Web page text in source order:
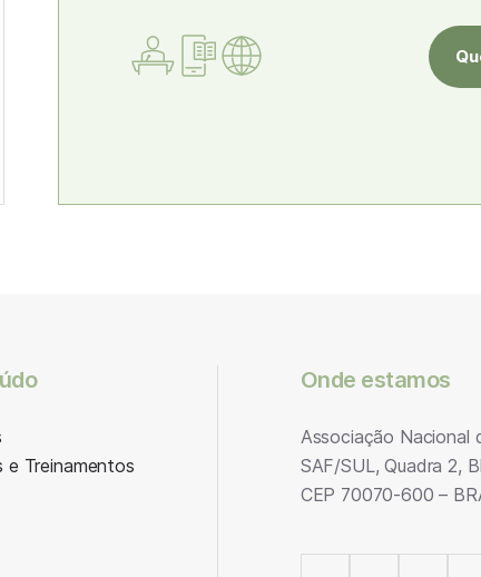
e Treinamentos
Onde estamos
Associação Nacional
SAF/SUL, Quadra 2,
CEP 70070-600 –